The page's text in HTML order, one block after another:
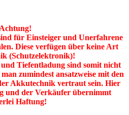
Achtung!
für Einsteiger und Unerfahrene
Diese verfügen über keine Art
(Schutzelektronik)!
Tiefentladung sind somit nicht
zumindest ansatzweise mit den
Akkutechnik vertraut sein. Hier
und der Verkäufer übernimmt
Haftung!